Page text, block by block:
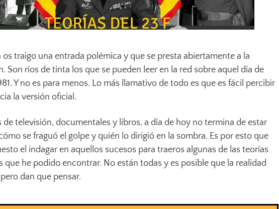
os traigo una entrada polémica y que se presta abiertamente a la
Son ríos de tinta los que se pueden leer en la red sobre aquel día de
Y no es para menos. Lo más llamativo de todo es que es fácil percibir
la versión oficial.
de televisión, documentales y libros, a día de hoy no termina de estar
se fraguó el golpe y quién lo dirigió en la sombra. Es por esto que
el indagar en aquellos sucesos para traeros algunas de las teorías
que he podido encontrar. No están todas y es posible que la realidad
dan que pensar.